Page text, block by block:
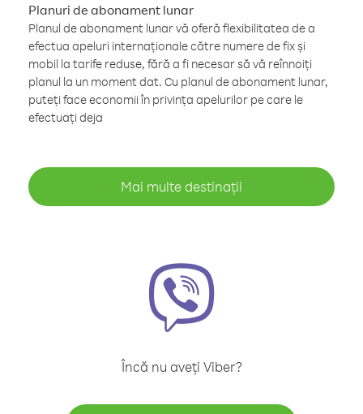
Planuri de abonament lunar
Planul de abonament lunar vă oferă flexibilitatea de a
efectua apeluri internaționale către numere de fix și
mobil la tarife reduse, fără a fi necesar să vă reînnoiți
planul la un moment dat. Cu planul de abonament lunar,
puteți face economii în privința apelurilor pe care le
efectuați deja
Mai multe destinații
Încă nu aveți Viber?